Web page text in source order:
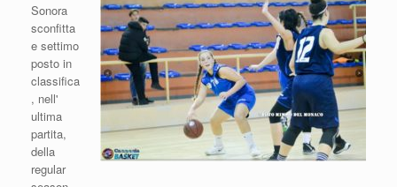
Sonora
sconfitta
e settimo
posto in
classifica
, nell'
ultima
partita,
della
regular